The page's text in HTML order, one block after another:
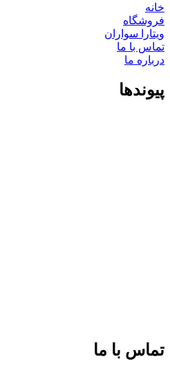
خانه
فروشگاه
ویتارا سواران
تماس با ما
درباره ما
پیوندها
تماس با ما